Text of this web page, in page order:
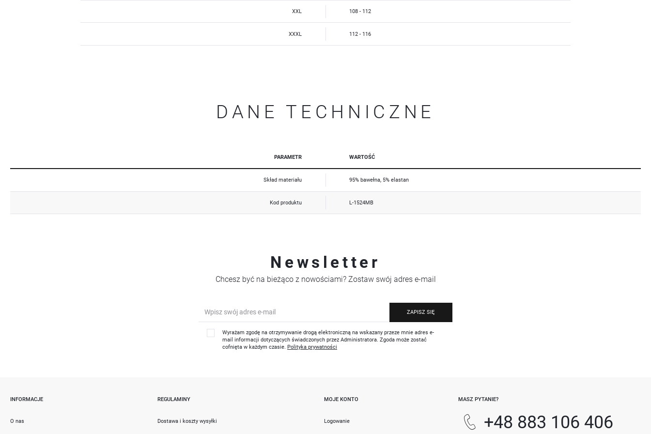
XXL 108 - 112
XXXL 112 - 116
DANE TECHNICZNE
PARAMETR WARTOŚĆ
Skład materiału 95% bawełna, 5% elastan
Kod produktu L-1524MB
Newsletter
Chcesz być na bieżąco z nowościami? Zostaw swój adres e-mail
ZAPISZ SIĘ
Wyrażam zgodę na otrzymywanie drogą elektroniczną na wskazany przeze mnie adres e-
mail informacji dotyczących świadczonych przez Administratora. Zgoda może zostać
cofnięta w każdym czasie. Polityka prywatności
INFORMACJE
O nas
REGULAMINY
Dostawa i koszty wysyłki
MOJE KONTO
Logowanie
MASZ PYTANIE?
+48 883 106 406
Dzięki reklamowym plikom cookies prezentujemy Ci najciekawsze informacje i aktualności na stronach
naszych partnerów.
Promocyjne pliki cookies służą do prezentowania Ci naszych komunikatów na podstawie analizy Twoich
mogą pojawić się na stronach podmiotów trzecich lub firm będących naszymi partnerami oraz innych